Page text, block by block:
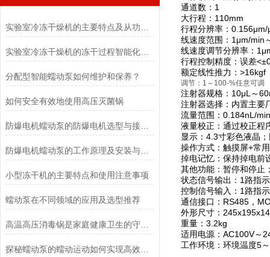
实验室冷冻干燥机的冻干过程智能化功能和基本操作流程
分配型智能蠕动泵如何维护和保养？
如何安全有效地使用高压灭菌锅
防爆电机蠕动泵的防爆电机选型与接线要求
防爆电机蠕动泵的工作原理及安装与配管
小型冻干机的主要特点和使用注意事项
蠕动泵在不同领域的应用及选型推荐
通道数：1
大行程：110mm
行程分辨率：0.156μm/
线速度范围：1μm/min
线速度调节分辨率：
行程控制精度：误差
额定线性推力：>16kgf
调节：1～100-%任意可调
注射器规格：10μL～
注射器选择：内置主要
流量范围：0.184nL/
液量校正：通过校正程
显示：4.3寸彩色液晶
操作方式：触摸屏+常
掉电记忆：保持掉电前
其他功能：暂停和停止
状态信号输出：1路指
控制信号输入：1路指
通信接口：RS485，
外形尺寸：
重量：3.2kg
适用电源：AC100V～
工作环境：环境温度5